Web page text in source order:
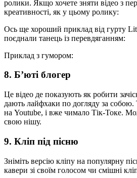
ролики. Якщо хочете зняти відео з
креативності, як у цьому ролику:
Ось ще хороший приклад від гурту
поєднали танець із перевдяганням:
Приклад з гумором:
8. Б’юті блогер
Це відео де показують як робити
дають лайфхаки по догляду за собою.
на Youtube, і вже чимало Тік-Токе.
свою нішу.
9. Кліп під пісню
Зніміть версію кліпу на популярну
кавери зі своїм голосом чи смішні